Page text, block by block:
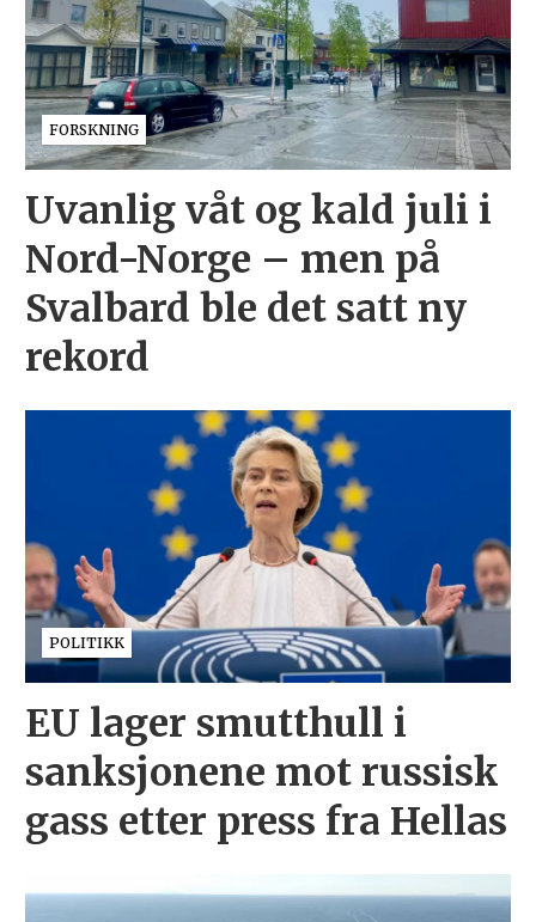
FORSKNING
Uvanlig våt og kald juli i
Nord-Norge – men på
Svalbard ble det satt ny
rekord
POLITIKK
EU lager smutthull i
sanksjonene mot russisk
gass etter press fra Hellas